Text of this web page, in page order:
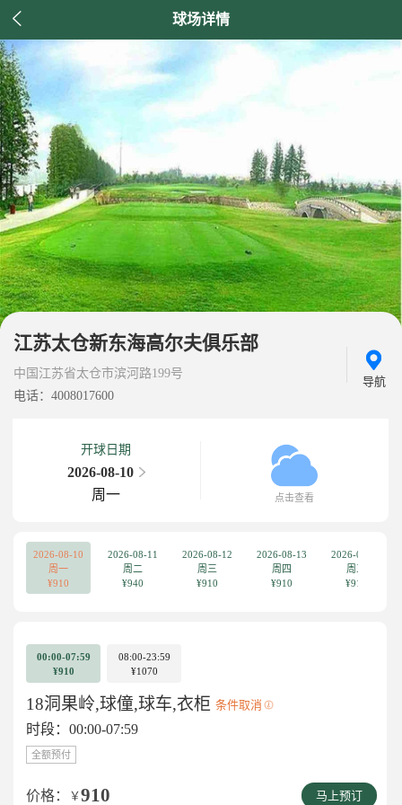
 球场详情
江苏太仓新东海高尔夫俱乐部
中国江苏省太仓市滨河路199号
电话：4008017600
导航
开球日期
2026-08-10
周一
点击查看
2026-08-10
周一
¥910
2026-08-11
周二
¥940
2026-08-12
周三
¥910
2026-08-13
周四
¥910
2026-08-14
周五
¥910
00:00-07:59
¥910
08:00-23:59
¥1070
18洞果岭,球僮,球车,衣柜 条件取消
时段：00:00-07:59
全额预付
价格： ￥910 马上预订